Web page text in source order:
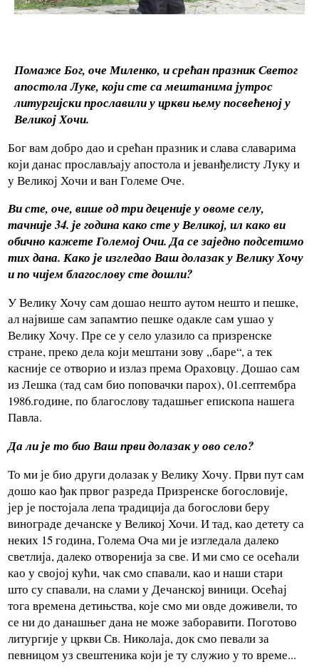
Помаже Бог, оче Миленко, и срећан празник Светог
апостола Луке, који сте са мештанима јутрос
литургијски прославили у цркви њему посвећеној у
Великој Хочи.
Бог вам добро дао и срећан празник и слава славарима
који данас прослављају апостола и јеванђелисту Луку и
у Великој Хочи и ван Големе Оче.
Ви сте, оче, више од три деценије у овоме селу,
тачније 34. је година како сте у Великој, ил како ви
обично кажете Големој Очи. Да се заједно подсетимо
тих дана. Како је изгледао Ваш долазак у Велику Хочу
и по чијем благослову сте дошли?
У Велику Хочу сам дошао нешто аутом нешто и пешке,
ал највише сам запамтио пешке одакле сам ушао у
Велику Хочу. Пре се у село улазило са призренске
стране, преко дела који мештани зову ,,баре“, а тек
касније се отворио и излаз према Ораховцу. Дошао сам
из Лешка (тад сам био поповачки парох), 01.септембра
1986.године, по благослову тадашњег епископа нашега
Павла.
Да ли је то био Ваш први долазак у ово село?
То ми је био други долазак у Велику Хочу. Први пут сам
дошо као ђак првог разреда Призренске богословије,
јер је постојала лепа традиција да богослови беру
винограде дечанске у Великој Хочи. И тад, као детету са
неких 15 година, Голема Оча ми је изгледала далеко
светлија, далеко отворенија за све. И ми смо се осећали
као у својој кући, чак смо спавали, као и наши стари
што су спавали, на слами у Дечанској виници. Осећај
тога времена детињства, које смо ми овде доживели, то
се ни до данашњег дана не може заборавити. Поготово
литургије у цркви Св. Николаја, док смо певали за
певницом уз свештеника који је ту служио у то време...